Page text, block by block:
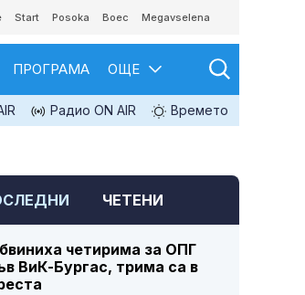
Start Posoka Boec Megavselena
ПРОГРАМА ОЩЕ
Радио ON AIR Времето
ЧЕТЕНИ
четирима за ОПГ
ВиК-Бургас, трима са в